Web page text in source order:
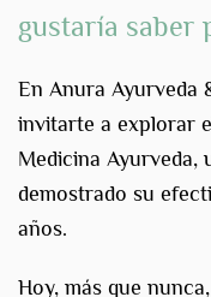
gustaría saber
En Anura Ayurveda
invitarte a explorar
Medicina Ayurveda,
demostrado su
años.
Hoy, más que